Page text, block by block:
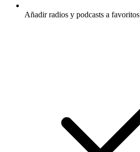
Añadir radios y podcasts a favoritos